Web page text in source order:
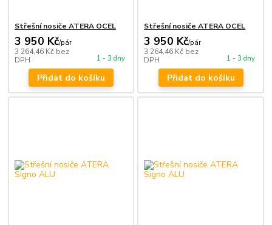
Střešní nosiče ATERA OCEL
3 950 Kč/pár
3 264,46 Kč bez
DPH
1 - 3 dny
Přidat do košíku
Střešní nosiče ATERA OCEL
3 950 Kč/pár
3 264,46 Kč bez
DPH
1 - 3 dny
Přidat do košíku